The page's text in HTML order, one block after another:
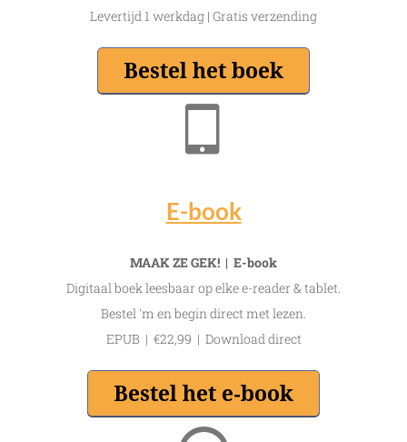
Levertijd 1 werkdag | Gratis verzending
E-book
MAAK ZE GEK! | E-book
Digitaal boek leesbaar op elke e-reader & tablet.
Bestel 'm en begin direct met lezen.
EPUB | €22,99 | Download direct